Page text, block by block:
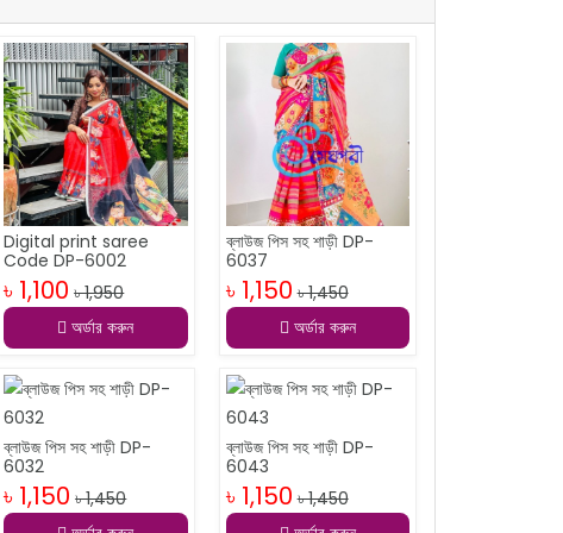
Digital print saree
Code DP-6002
৳ 1,100 ৳ 1,950
অর্ডার করুন
ব্লাউজ পিস সহ শাড়ী DP-
6037
৳ 1,150 ৳ 1,450
অর্ডার করুন
ব্লাউজ পিস সহ শাড়ী DP-
6032
৳ 1,150 ৳ 1,450
ব্লাউজ পিস সহ শাড়ী DP-
6043
৳ 1,150 ৳ 1,450